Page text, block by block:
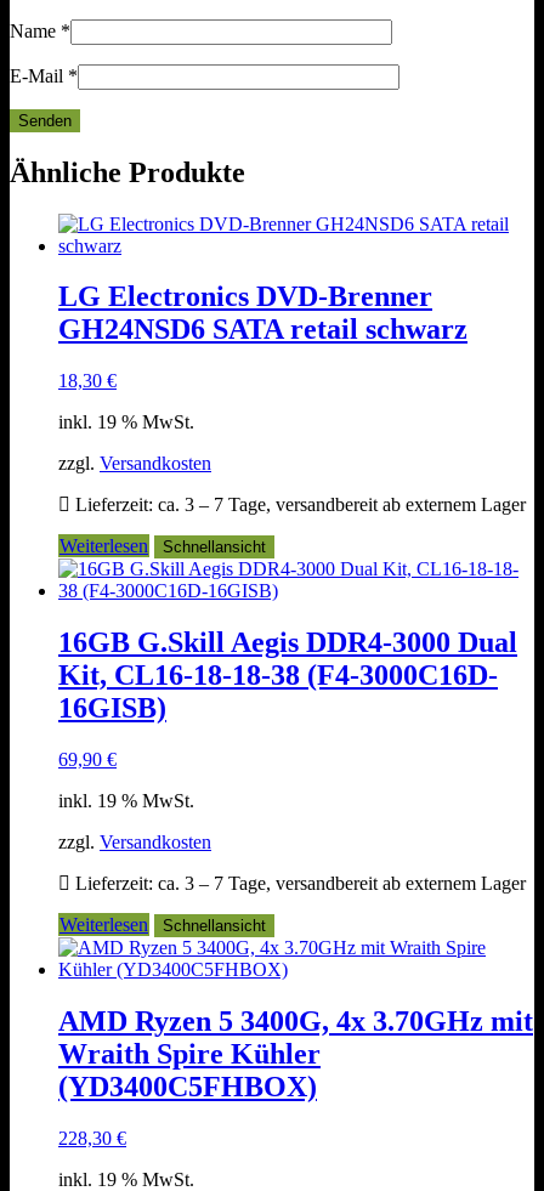
Name *
E-Mail *
Ähnliche Produkte
LG Electronics DVD-Brenner
GH24NSD6 SATA retail schwarz
18,30 €
inkl. 19 % MwSt.
zzgl. Versandkosten
Lieferzeit: ca. 3 – 7 Tage, versandbereit ab externem Lager
Weiterlesen
Schnellansicht
16GB G.Skill Aegis DDR4-3000 Dual
Kit, CL16-18-18-38 (F4-3000C16D-
16GISB)
69,90 €
inkl. 19 % MwSt.
zzgl. Versandkosten
Lieferzeit: ca. 3 – 7 Tage, versandbereit ab externem Lager
Weiterlesen
Schnellansicht
AMD Ryzen 5 3400G, 4x 3.70GHz mit
Wraith Spire Kühler
(YD3400C5FHBOX)
228,30 €
inkl. 19 % MwSt.